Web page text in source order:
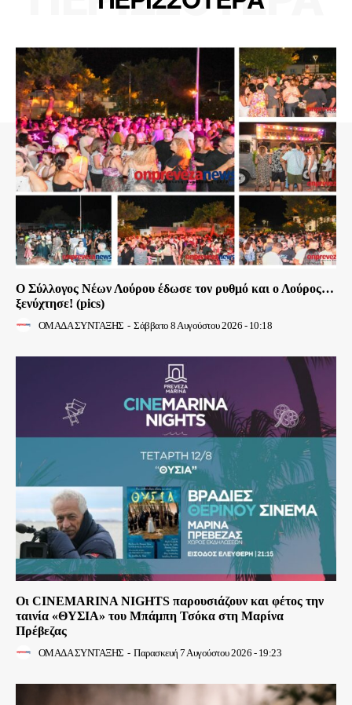
Ο Σύλλογος Νέων Λούρου έδωσε τον ρυθμό και ο Λούρος…
ξενύχτησε! (pics)
ΟΜΑΔΑ ΣΥΝΤΑΞΗΣ - Σάββατο 8 Αυγούστου 2026 - 10:18
Οι CINEMARINA NIGHTS παρουσιάζουν και φέτος την
ταινία «ΘΥΣΙΑ» του Μπάμπη Τσόκα στη Μαρίνα
Πρέβεζας
ΟΜΑΔΑ ΣΥΝΤΑΞΗΣ - Παρασκευή 7 Αυγούστου 2026 - 19:23